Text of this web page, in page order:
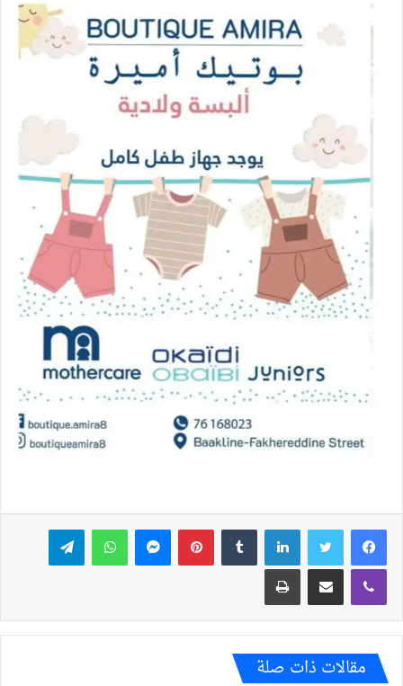
فيسبوك تويتر لينكدإن بينتيريستماسنجر واتساب تيلقرام
ڤايبر مشاركة عبر البريد طباعة
مقالات ذات صلة